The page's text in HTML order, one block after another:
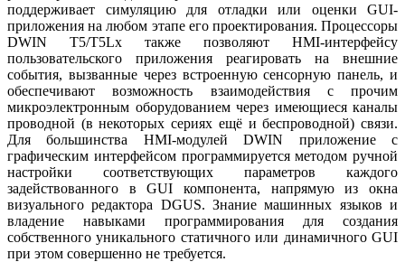
поддерживает симуляцию для отладки или оценки GUI-
приложения на любом этапе его проектирования. Процессоры
DWIN T5/T5Lx также позволяют HMI-интерфейсу
пользовательского приложения реагировать на внешние
события, вызванные через встроенную сенсорную панель, и
обеспечивают возможность взаимодействия с прочим
микроэлектронным оборудованием через имеющиеся каналы
проводной (в некоторых сериях ещё и беспроводной) связи.
Для большинства HMI-модулей DWIN приложение с
графическим интерфейсом программируется методом ручной
настройки соответствующих параметров каждого
задействованного в GUI компонента, напрямую из окна
визуального редактора DGUS. Знание машинных языков и
владение навыками программирования для создания
собственного уникального статичного или динамичного GUI
при этом совершенно не требуется.